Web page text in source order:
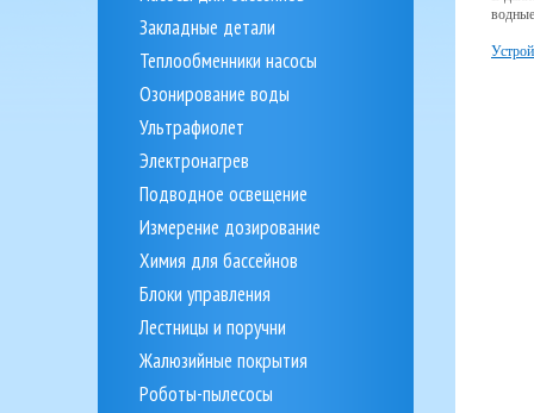
Закладные детали
Теплообменники насосы
Озонирование воды
Ультрафиолет
Электронагрев
Подводное освещение
Измерение дозирование
Химия для бассейнов
Блоки управления
Лестницы и поручни
Жалюзийные покрытия
Роботы-пылесосы